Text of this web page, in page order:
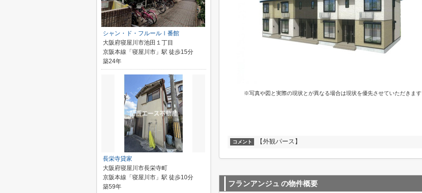
※写真や図と実際の現状とが異なる場合は現状を優先させていただきます
コメント 【外観パース】
フランアンジュ の物件概要
シャン・ド・フルールⅠ番館
大阪府寝屋川市池田１丁目
京阪本線「寝屋川市」駅 徒歩15分
築24年
長栄寺貸家
大阪府寝屋川市長栄寺町
京阪本線「寝屋川市」駅 徒歩10分
築59年